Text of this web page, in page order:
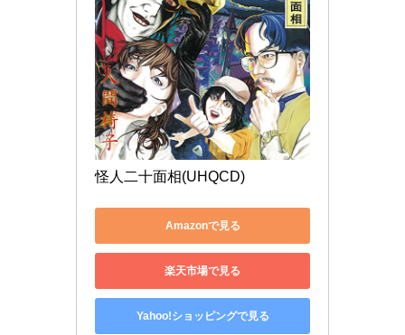
怪人二十面相(UHQCD)
Amazonで見る
楽天市場で見る
Yahoo!ショッピングで見る